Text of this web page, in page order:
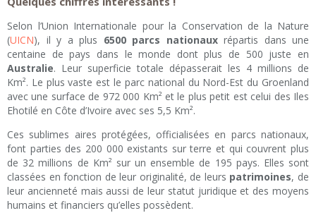
Selon l’Union Internationale pour la Conservation de la Nature
(UICN), il y a plus 6500 parcs nationauxrépartis dans une
centaine de pays dans le monde dont plus de 500 juste en
Australie. Leur superficie totale dépasserait les 4 millions de
Km². Le plus vaste est le parc national du Nord-Est du Groenland
avec une surface de 972 000 Km² et le plus petit est celui des Iles
Ehotilé en Côte d’Ivoire avec ses 5,5 Km².
Ces sublimes aires protégées, officialisées en parcs nationaux,
font parties des 200 000 existants sur terre et qui couvrent plus
de 32 millions de Km² sur un ensemble de 195 pays. Elles sont
classées en fonction de leur originalité, de leurs patrimoines, de
leur ancienneté mais aussi de leur statut juridique et des moyens
humains et financiers qu’elles possèdent.